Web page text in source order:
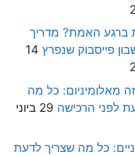
ברגע האמת? מדריך
פייסבוק שנפרץ 14
מאלומיניום: כל מה
לפני הרכישה
29 ביוני
כל מה שצריך לדעת